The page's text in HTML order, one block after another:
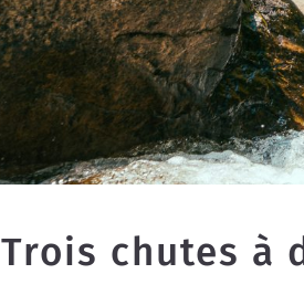
Trois chutes à